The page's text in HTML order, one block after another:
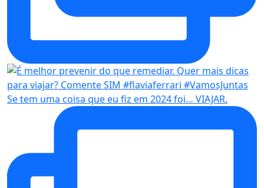
Se tem uma coisa que eu fiz em 2024 foi… VIAJAR.